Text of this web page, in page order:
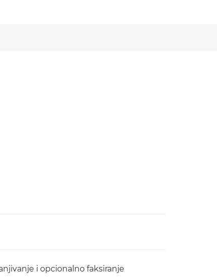
i opcionalno faksiranje